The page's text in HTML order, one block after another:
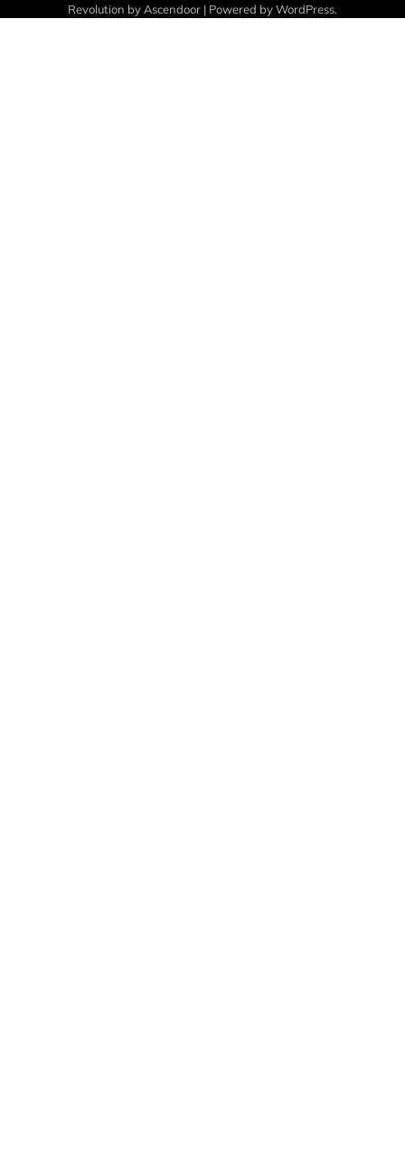
Revolution by Ascendoor | Powered byWordPress.